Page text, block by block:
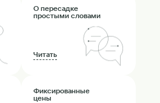
О пересадке
простыми словами
Читать
Фиксированные
цены